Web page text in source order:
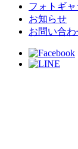
フォトギ
お知らせ
お問い合わ